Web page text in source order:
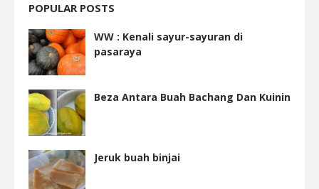
POPULAR POSTS
WW : Kenali sayur-sayuran di
pasaraya
Beza Antara Buah Bachang Dan Kuinin
Jeruk buah binjai